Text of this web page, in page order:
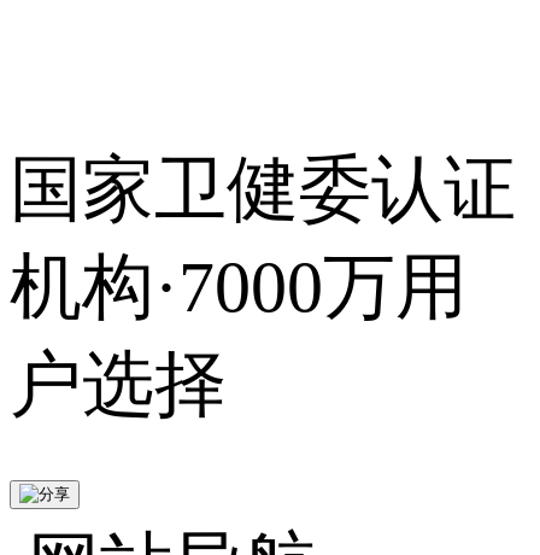
国家卫健委认证
机构·7000万用
户选择